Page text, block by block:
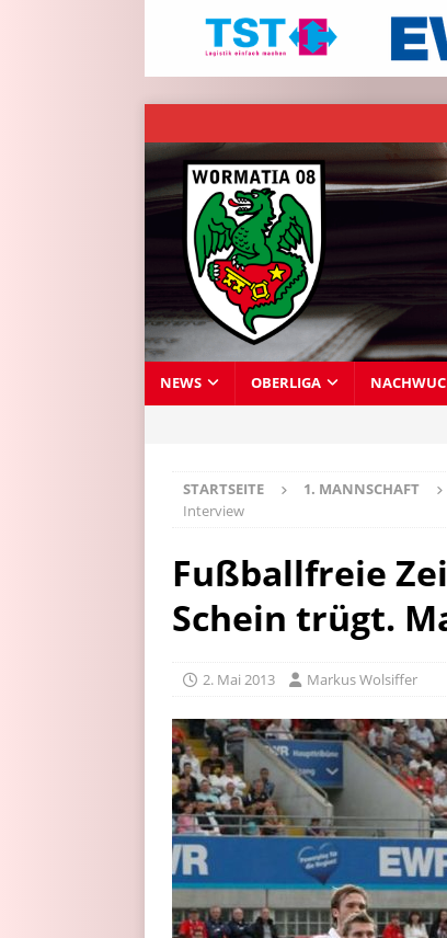
NEWS OBERLIGA
STARTSEITE 1. MANNSCHAFT
Interview
Fußballfreie
Schein trügt.
2. Mai 2013 Markus Wolsiffer